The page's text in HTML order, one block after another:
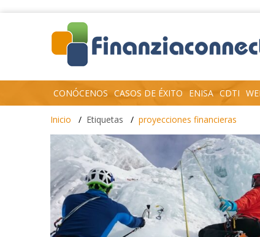
CONÓCENOS CASOS DE ÉXITO ENISA CDTI
Inicio Etiquetas proyecciones financieras